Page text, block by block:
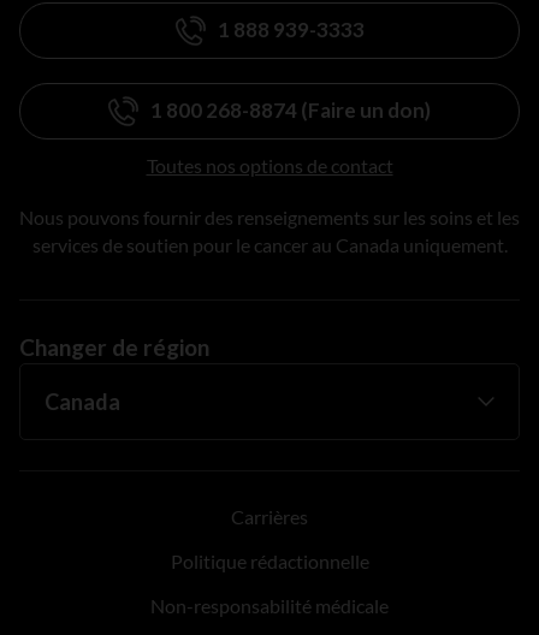
1 888 939-3333
1 800 268-8874 (Faire un don)
Toutes nos options de contact
Nous pouvons fournir des renseignements sur les soins et les
services de soutien pour le cancer au Canada uniquement.
Changer de région
Carrières
Politique rédactionnelle
Non-responsabilité médicale